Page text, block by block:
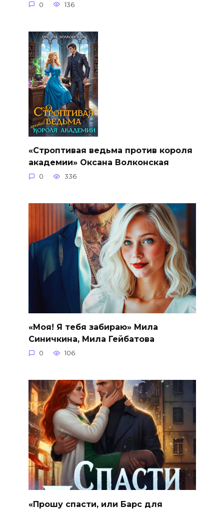
0 136
«Строптивая ведьма против короля
академии» Оксана Волконская
0 336
«Моя! Я тебя забираю» Мила
Синичкина, Мила Гейбатова
0 106
«Прошу спасти, или Барс для